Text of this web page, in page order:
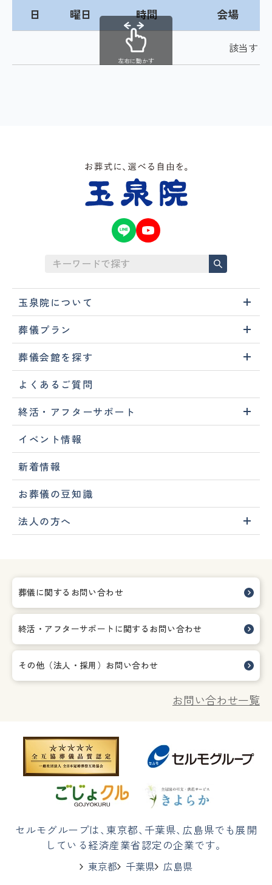
日 曜日 時間 会場
該当する
左右に動かす
玉泉院について
葬儀プラン
葬儀会館を探す
よくあるご質問
終活・アフターサポート
イベント情報
新着情報
お葬儀の豆知識
法人の方へ
葬儀に関するお問い合わせ
終活・アフターサポートに関する お問い合わせ
その他（法人・採用）お問い合わせ
お問い合わせ一覧
セルモグループは、東京都、 千葉県、 広島県でも展開
している経済産業省認定の企業です。
東京都
千葉県 広島県